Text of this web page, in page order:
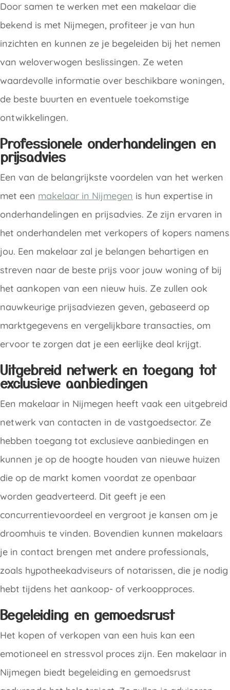
Door samen te werken met een makelaar die
bekend is met Nijmegen, profiteer je van hun
inzichten en kunnen ze je begeleiden bij het nemen
van weloverwogen beslissingen. Ze weten
waardevolle informatie over beschikbare woningen,
de beste buurten en eventuele toekomstige
ontwikkelingen.
Professionele onderhandelingen en
prijsadvies
Een van de belangrijkste voordelen van het werken
met een makelaar in Nijmegen is hun expertise in
onderhandelingen en prijsadvies. Ze zijn ervaren in
het onderhandelen met verkopers of kopers namens
jou. Een makelaar zal je belangen behartigen en
streven naar de beste prijs voor jouw woning of bij
het aankopen van een nieuw huis. Ze zullen ook
nauwkeurige prijsadviezen geven, gebaseerd op
marktgegevens en vergelijkbare transacties, om
ervoor te zorgen dat je een eerlijke deal krijgt.
Uitgebreid netwerk en toegang tot
exclusieve aanbiedingen
Een makelaar in Nijmegen heeft vaak een uitgebreid
netwerk van contacten in de vastgoedsector. Ze
hebben toegang tot exclusieve aanbiedingen en
kunnen je op de hoogte houden van nieuwe huizen
die op de markt komen voordat ze openbaar
worden geadverteerd. Dit geeft je een
concurrentievoordeel en vergroot je kansen om je
droomhuis te vinden. Bovendien kunnen makelaars
je in contact brengen met andere professionals,
zoals hypotheekadviseurs of notarissen, die je nodig
hebt tijdens het aankoop- of verkoopproces.
Begeleiding en gemoedsrust
Het kopen of verkopen van een huis kan een
emotioneel en stressvol proces zijn. Een makelaar in
Nijmegen biedt begeleiding en gemoedsrust